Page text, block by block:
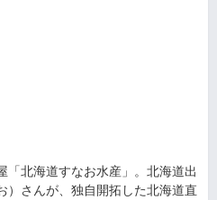
「北海道すなお水産」。北海道出
）さんが、独自開拓した北海道直